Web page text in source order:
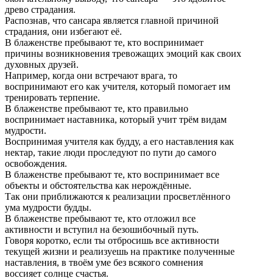
древо страдания.
Распознав, что сансара является главной причиной
страдания, они избегают её.
В блаженстве пребывают те, кто воспринимает
причины возникновения тревожащих эмоций как своих
духовных друзей.
Например, когда они встречают врага, то
воспринимают его как учителя, который помогает им
тренировать терпение.
В блаженстве пребывают те, кто правильно
воспринимает наставника, который учит трём видам
мудрости.
Воспринимая учителя как будду, а его наставления как
нектар, такие люди проследуют по пути до самого
освобождения.
В блаженстве пребывают те, кто воспринимает все
объекты и обстоятельства как нерождённые.
Так они приближаются к реализации просветлённого
ума мудрости будды.
В блаженстве пребывают те, кто отложил все
активности и вступил на безошибочный путь.
Говоря коротко, если ты отбросишь все активности
текущей жизни и реализуешь на практике полученные
наставления, в твоём уме без всякого сомнения
воссияет солнце счастья.